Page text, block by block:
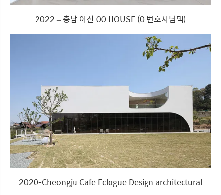
2022 – 충남 아산 00 HOUSE (0 변호사님댁)
2020-Cheongju Cafe Eclogue Design architectural